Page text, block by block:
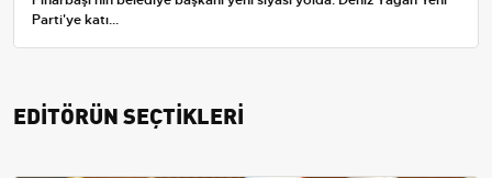
Parti'ye katı...
EDİTÖRÜN SEÇTİKLERİ